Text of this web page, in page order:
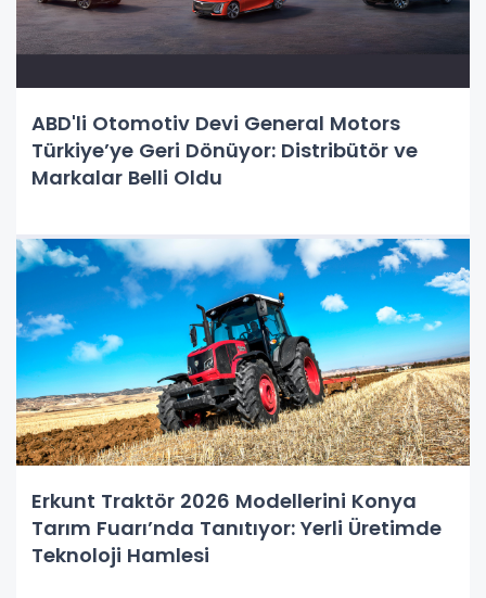
ABD'li Otomotiv Devi General Motors
Türkiye’ye Geri Dönüyor: Distribütör ve
Markalar Belli Oldu
Erkunt Traktör 2026 Modellerini Konya
Tarım Fuarı’nda Tanıtıyor: Yerli Üretimde
Teknoloji Hamlesi